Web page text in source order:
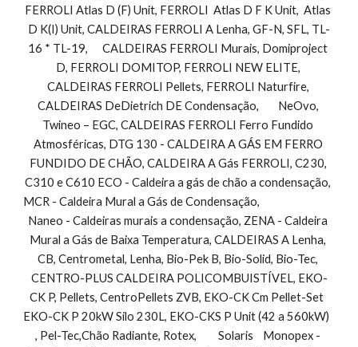
FERROLI Atlas D (F) Unit, FERROLI  Atlas D F K Unit,  Atlas
D K(I) Unit, CALDEIRAS FERROLI A Lenha, GF-N, SFL, TL-
16 * TL-19,      CALDEIRAS FERROLI Murais, Domiproject
D, FERROLI DOMITOP, FERROLI NEW ELITE,
CALDEIRAS FERROLI Pellets, FERROLI Naturfire,
CALDEIRAS DeDietrich DE Condensação,        NeOvo,
Twineo – EGC, CALDEIRAS FERROLI Ferro Fundido
Atmosféricas, DTG 130 - CALDEIRA A GÁS EM FERRO
FUNDIDO DE CHÃO, CALDEIRA A Gás FERROLI, C230,
C310 e C610 ECO - Caldeira a gás de chão a condensação,
MCR - Caldeira Mural a Gás de Condensação,
Naneo - Caldeiras murais a condensação, ZENA - Caldeira
Mural a Gás de Baixa Temperatura, CALDEIRAS A Lenha,
CB, Centrometal, Lenha, Bio-Pek B, Bio-Solid, Bio-Tec,
CENTRO-PLUS CALDEIRA POLICOMBUISTÍVEL, EKO-
CK P, Pellets, CentroPellets ZVB, EKO-CK Cm Pellet-Set
EKO-CK P 20kW Silo 230L, EKO-CKS P Unit (42 a 560kW)
, Pel-Tec,Chão Radiante, Rotex,         Solaris    Monopex -